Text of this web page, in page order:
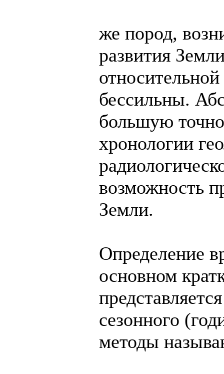
же пород,
развития
бессильны.
большую
хронологии
возможность
Земли.
Определение
основном
сезонного
методы